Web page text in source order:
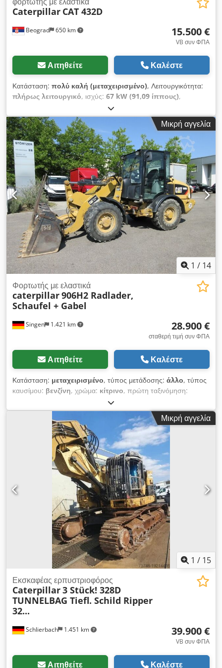
μπροστινό περονοφόρο - σε καλή κατάσταση!! Πλευρική
εργασίας, κάλυμμα οροφής, μπροστινό παρμπρίζ, ημικαμπίνα,
Beograd 650 km
Caterpillar CAT 432D
15.500 €
VB συν ΦΠΑ
Αιτηθείτε Καλέστε
Κατάσταση: πολύ καλή (μεταχειρισμένο), Λειτουργικότητα:
πλήρως λειτουργικό, ισχύς: 67 kW (91,09 ίππους),
, Έτος κατασκευής:
μηχανήματος/οχήματος:CAT0432DKWEP01798, άριστη
κατάσταση Chsdpfx Aneylmkxjkea
Μικρή αγγελία
1 / 14
Singen 1.421 km
Φορτωτής με ελαστικά
caterpillar906H2 Radlader,
Schaufel + Gabel
28.900 €
σταθερή τιμή συν ΦΠΑ
Αιτηθείτε Καλέστε
Κατάσταση: μεταχειρισμένο, τύπος μετάδοσης: άλλο, τύπος
καυσίμου: βενζίνη, χρώμα: κίτρινο, πρώτη ταξινόμηση:
, κατηγορία εκπομπών:κανένα
Έτος κατασκευής:2013, ώρες λειτουργίας:3.700 h, καμπίνα
άλλο, * Πηδαλιό * Πιρούνι φόρτωσης ...
Μεταχειρισμένο όχημα, συμπεριλαμβανομένου του ΦΠΑ.
Cjdjzrzf Ajpfx Ankjha
Μικρή αγγελία
1 / 15
Schlierbach 1.451 km
Εκσκαφέας ερπυστριοφόρος
Caterpillar3 Stück! 328D
TUNNELBAG Tiefl. Schild Ripper
32...
39.900 €
VB συν ΦΠΑ
Αιτηθείτε Καλέστε